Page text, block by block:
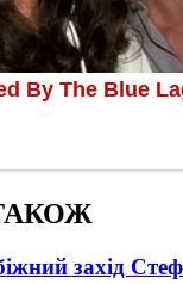
захід